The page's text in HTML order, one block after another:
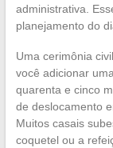
administrativa.
planejamento do
Uma cerimônia
você adicionar
quarenta e cinco
de deslocamento
Muitos casais
coquetel ou a